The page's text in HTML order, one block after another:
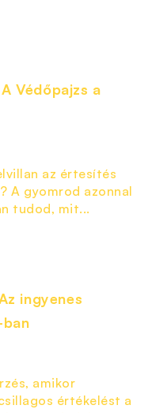
Védőpajzs a
az értesítés
A gyomrod azonnal
tudod, mit...
ingyenes
amikor
értékelést a